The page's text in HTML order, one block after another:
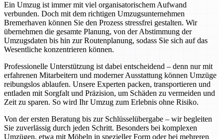
Ein Umzug ist immer mit viel organisatorischem Aufwand
verbunden. Doch mit dem richtigen Umzugsunternehmen
Bremerhaven können Sie den Prozess stressfrei gestalten. Wir
übernehmen die gesamte Planung, von der Abstimmung der
Umzugsdaten bis hin zur Routenplanung, sodass Sie sich auf das
Wesentliche konzentrieren können.
Professionelle Unterstützung ist dabei entscheidend – denn nur mit
erfahrenen Mitarbeitern und moderner Ausstattung können Umzüge
reibungslos ablaufen. Unsere Experten packen, transportieren und
entladen mit Sorgfalt und Präzision, um Schäden zu vermeiden und
Zeit zu sparen. So wird Ihr Umzug zum Erlebnis ohne Risiko.
Von der ersten Beratung bis zur Schlüsselübergabe – wir begleiten
Sie zuverlässig durch jeden Schritt. Besonders bei komplexen
Umzügen, etwa mit Möbeln in spezieller Form oder bei mehreren